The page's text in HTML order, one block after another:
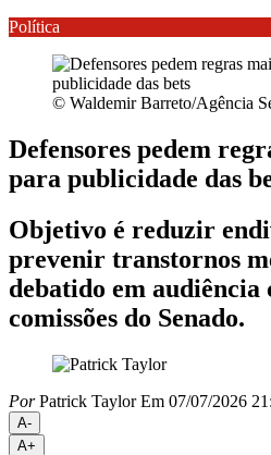
Política
© Waldemir Barreto/Agência
Defensores pedem
para publicidade das
Objetivo é reduzir
prevenir transtornos
debatido em audiência
comissões do Senado.
PorPatrick Taylor Em 07/07/2026
A-
A+